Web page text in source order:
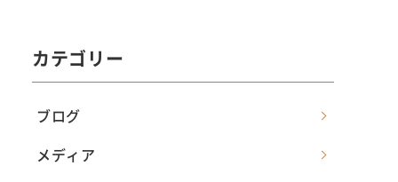
カテゴリー
ブログ
メディア